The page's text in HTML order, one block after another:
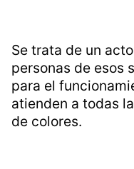
Se trata de un
personas de esos
para el
atienden a todas
de colores.